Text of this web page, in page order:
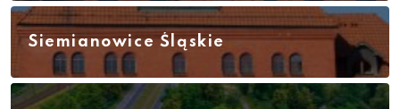
Siemianowice Śląskie